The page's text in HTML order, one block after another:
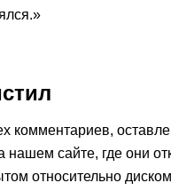
комментариев,
нашем сайте, где они
относительно